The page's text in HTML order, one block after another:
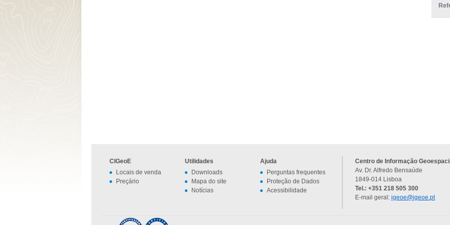
CIGeoE
Locais de venda
Preçário
Utilidades
Downloads
Mapa do site
Notícias
Ajuda
Perguntas frequentes
Proteção de Dados
Acessibilidade
Centro de Informação
Av. Dr. Alfredo Bensaúde
1849-014 Lisboa
Tel.: +351 218 505 300
E-mail geral: igeoe@igeoe.pt